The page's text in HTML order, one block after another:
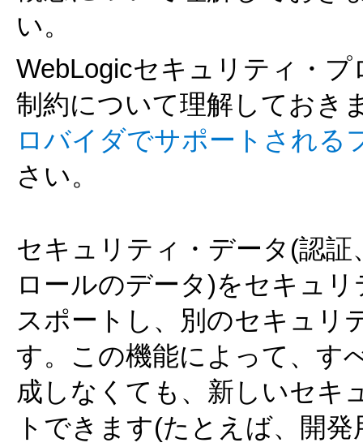
い。
WebLogicセキュリティ・
制約について理解しておき
ロバイダでサポートされる
さい。
セキュリティ・データ(認
ロールのデータ)をセキュ
スポートし、別のセキュリ
す。この機能によって、す
成しなくても、新しいセキ
トできます(たとえば、開